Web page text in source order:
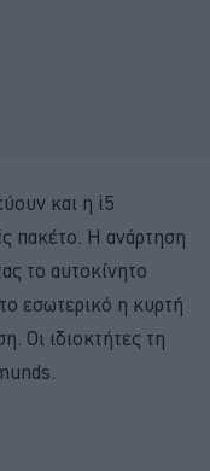
και η i5
πακέτο. Η ανάρτηση
το αυτοκίνητο
εσωτερικό η κυρτή
Οι ιδιοκτήτες τη